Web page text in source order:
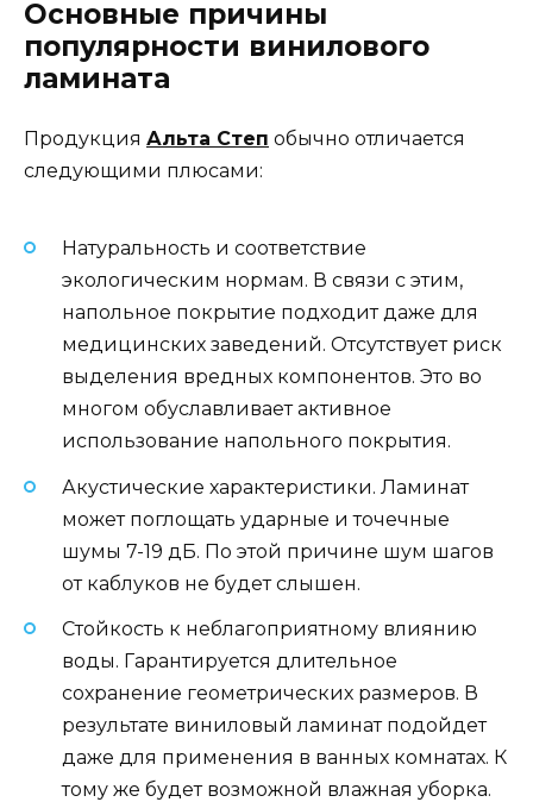
Основные причины
популярности винилового
ламината
Продукция Альта Степ обычно отличается
следующими плюсами:
Натуральность и соответствие
экологическим нормам. В связи с этим,
напольное покрытие подходит даже для
медицинских заведений. Отсутствует риск
выделения вредных компонентов. Это во
многом обуславливает активное
использование напольного покрытия.
Акустические характеристики. Ламинат
может поглощать ударные и точечные
шумы 7-19 дБ. По этой причине шум шагов
от каблуков не будет слышен.
Стойкость к неблагоприятному влиянию
воды. Гарантируется длительное
сохранение геометрических размеров. В
результате виниловый ламинат подойдет
даже для применения в ванных комнатах. К
тому же будет возможной влажная уборка.